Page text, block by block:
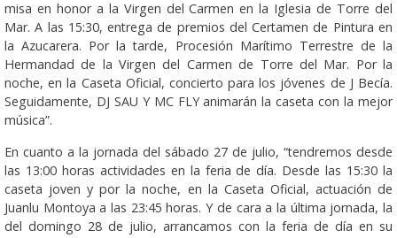
misa en honor a la Virgen del Carmen en la Iglesia de Torre del
Mar. A las 15:30, entrega de premios del Certamen de Pintura en
la Azucarera. Por la tarde, Procesión Marítimo Terrestre de la
Hermandad de la Virgen del Carmen de Torre del Mar. Por la
noche, en la Caseta Oficial, concierto para los jóvenes de J Becía.
Seguidamente, DJ SAU Y MC FLY animarán la caseta con la mejor
música”.
En cuanto a la jornada del sábado 27 de julio, “tendremos desde
las 13:00 horas actividades en la feria de día. Desde las 15:30 la
caseta joven y por la noche, en la Caseta Oficial, actuación de
Juanlu Montoya a las 23:45 horas. Y de cara a la última jornada, la
del domingo 28 de julio, arrancamos con la feria de día en su